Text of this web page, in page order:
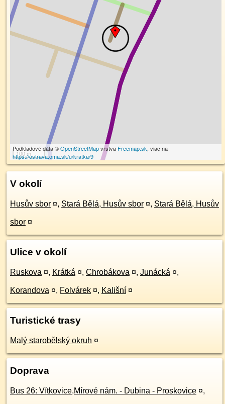
100 m
Podkladové dáta ©OpenStreetMapvrstva Freemap.sk, viac na
https://ostrava.oma.sk/u/kratka/9
V okolí
Husův sbor ¤, Stará Bělá, Husův sbor ¤, Stará Bělá, Husův
sbor ¤
Ulice v okolí
Ruskova ¤, Krátká ¤, Chrobákova ¤, Junácká ¤,
Korandova ¤, Folvárek ¤, Kališní ¤
Turistické trasy
Malý starobělský okruh ¤
Doprava
Bus 26: Vítkovice,Mírové nám. - Dubina - Proskovice ¤,